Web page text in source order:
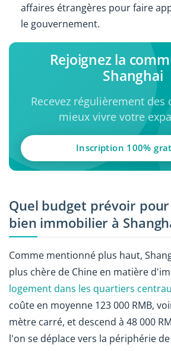
affaires étrangères pour faire
le gouvernement.
Rejoignez la
Shanghai
Recevez régulièrement des
mieux vivre votre
Inscription 100%
Quel budget prévoir
bien immobilier à
Comme mentionné plus haut,
plus chère de Chine en matière
logement dans les quartiers
coûte en moyenne 123 000 RMB,
mètre carré, et descend à 48 000
l'on se déplace vers la périphérie